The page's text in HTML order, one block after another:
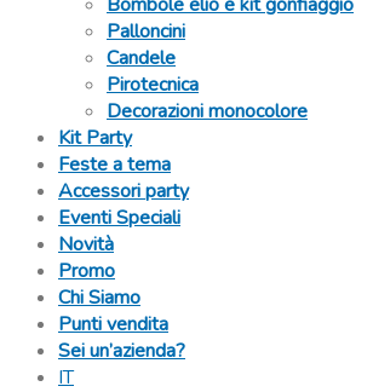
Palloncini
Candele
Pirotecnica
Decorazioni monocolore
Kit Party
Feste a tema
Accessori party
Eventi Speciali
Novità
Promo
Chi Siamo
Punti vendita
Sei un’azienda?
IT